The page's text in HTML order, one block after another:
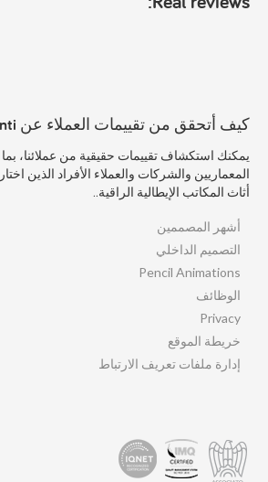
كيف أتحقق من تقييمات العملاء عن La Mercanti؟
يمكنك استكشاف تقييمات حقيقية من عملائنا،
أثاث المكاتب الإيطالية الراقية..
أشهر المصممين
التصميم الداخلي
Pencil Animations
الوظائف
Privacy
خريطة الموقع
إدارة ملفات تعريف الارتباط